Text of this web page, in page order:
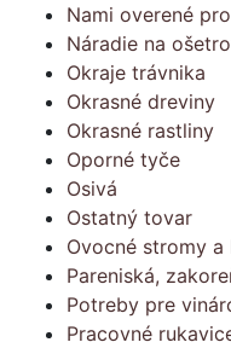
Nami overené
Náradie na
Okraje trávnika
Okrasné dreviny
Okrasné rastliny
Oporné tyče
Osivá
Ostatný tovar
Ovocné stromy a
Pareniská,
Potreby pre
Pracovné